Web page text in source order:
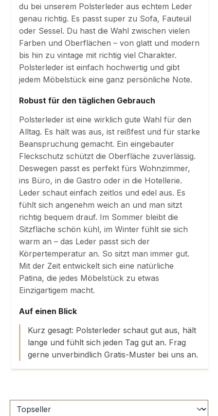
du bei unserem Polsterleder aus echtem Leder
genau richtig. Es passt super zu Sofa, Fauteuil
oder Sessel. Du hast die Wahl zwischen vielen
Farben und Oberflächen – von glatt und modern
bis hin zu vintage mit richtig viel Charakter.
Polsterleder ist einfach hochwertig und gibt
jedem Möbelstück eine ganz persönliche Note.
Robust für den täglichen Gebrauch
Polsterleder ist eine wirklich gute Wahl für den
Alltag. Es hält was aus, ist reißfest und für starke
Beanspruchung gemacht. Ein eingebauter
Fleckschutz schützt die Oberfläche zuverlässig.
Deswegen passt es perfekt fürs Wohnzimmer,
ins Büro, in die Gastro oder in die Hotellerie.
Leder schaut einfach zeitlos und edel aus. Es
fühlt sich angenehm weich an und man sitzt
richtig bequem drauf. Im Sommer bleibt die
Sitzfläche schön kühl, im Winter fühlt sie sich
warm an – das Leder passt sich der
Körpertemperatur an. So sitzt man immer gut.
Mit der Zeit entwickelt sich eine natürliche
Patina, die jedes Möbelstück zu etwas
Einzigartigem macht.
Auf einen Blick
Kurz gesagt: Polsterleder schaut gut aus, hält
lange und fühlt sich jeden Tag gut an. Frag
gerne unverbindlich Gratis-Muster bei uns an.